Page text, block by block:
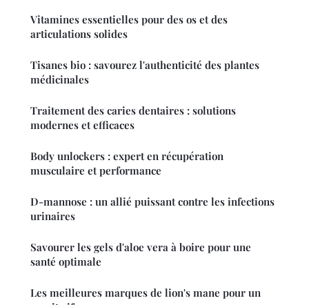
Vitamines essentielles pour des os et des
articulations solides
Tisanes bio : savourez l'authenticité des plantes
médicinales
Traitement des caries dentaires : solutions
modernes et efficaces
Body unlockers : expert en récupération
musculaire et performance
D-mannose : un allié puissant contre les infections
urinaires
Savourer les gels d'aloe vera à boire pour une
santé optimale
Les meilleures marques de lion's mane pour un